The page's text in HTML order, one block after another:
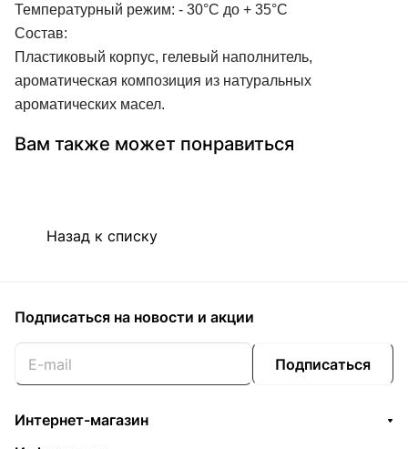
Температурный режим: - 30°С до + 35°С
Состав:
Пластиковый корпус, гелевый наполнитель,
ароматическая композиция из натуральных
ароматических масел.
Вам также может понравиться
Назад к списку
Подписаться на новости и акции
Подписаться
Интернет-магазин